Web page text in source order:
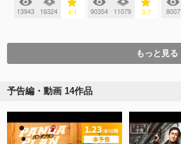
13943 16324 4.1 90354 11079 3.7 8007
もっと見る
予告編・動画 14作品